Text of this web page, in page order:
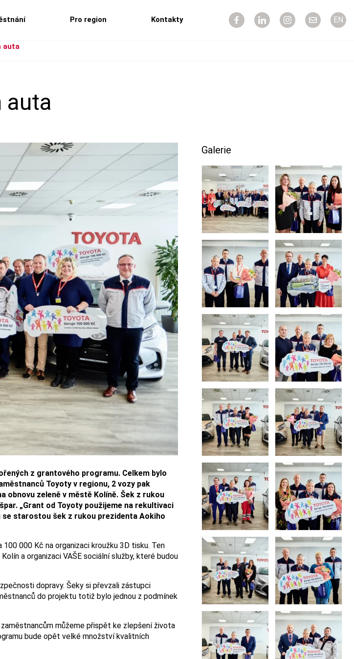
Pro region Kontakty EN
auta
auta
z grantového programu. Celkem bylo
Toyoty v regionu, 2 vozy pak
obnovu zeleně v městě Kolíně. Šek z rukou
„Grant od Toyoty použijeme na rekultivaci
starostou šek z rukou prezidenta Aokiho
000 Kč na organizaci kroužku 3D tisku. Ten
a organizaci VAŠE sociální služby, které budou
dopravy. Šeky si převzali zástupci
do projektu totiž bylo jednou z podmínek
můžeme přispět ke zlepšení života
bude opět velké množství kvalitních
Galerie